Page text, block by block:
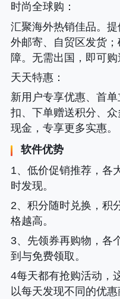
时尚全球购 ：
汇聚海外热销佳品。
外邮寄、自贸区发货
障。无需出国，即可购
天天特惠：
新用户专享优惠、首
扣、下单赠送积分、
现金，专享更多实惠。
软件优势
1、低价促销推荐，各
时发现。
2、积分随时兑换，积
格越高。
3、先领券再购物，各
到与免费领取。
4每天都有抢购活动，
以每天发现不同的优惠